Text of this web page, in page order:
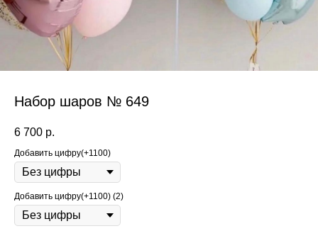
Набор шаров № 649
6 700 р.
Добавить цифру(+1100)
Добавить цифру(+1100) (2)